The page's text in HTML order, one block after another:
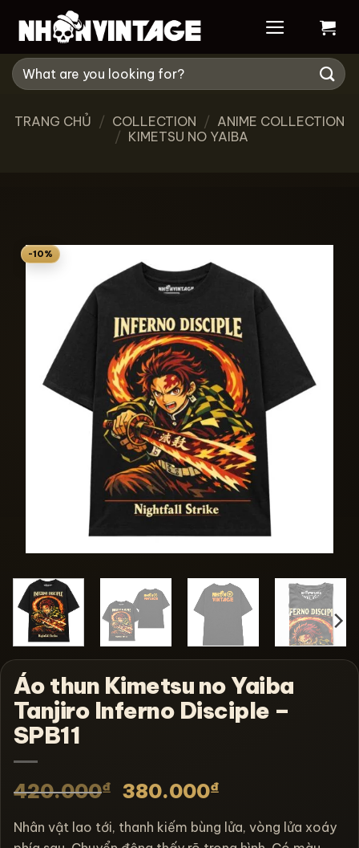
dung
Tìm
kiếm:
TRANG CHỦ / COLLECTION / ANIME COLLECTION
/ KIMETSU NO YAIBA
-10%
Áo thun Kimetsu no Yaiba
Tanjiro Inferno Disciple –
SPB11
420.000₫ 380.000₫
Nhân vật lao tới, thanh kiếm bùng lửa, vòng lửa xoáy